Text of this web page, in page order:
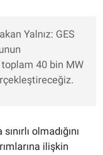
Yalnız: GES
toplam 40 bin MW
olmadığını
ilişkin